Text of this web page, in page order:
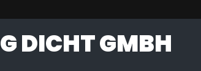
DICHT GMBH